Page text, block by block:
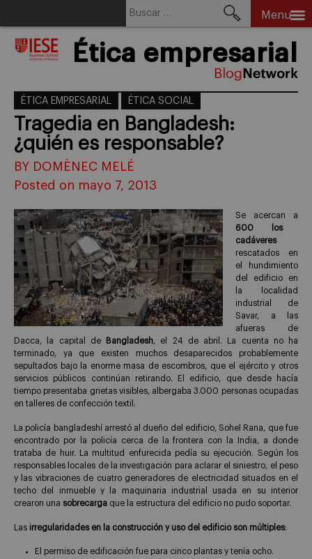
Menu
Ética empresarial
ÉTICA EMPRESARIAL ÉTICA SOCIAL
Tragedia en Bangladesh:
¿quién es responsable?
BY DOMÈNEC MELÉ
Posted on mayo 7, 2013
Se acercan a
600 los
cadáveres
rescatados en
el hundimiento
del edificio en
la localidad
industrial de
Savar, a las
afueras de
Dacca, la capital de
Bangladesh, el 24 de abril. La cuenta no ha
terminado, ya que existen muchos desaparecidos probablemente
sepultados bajo la enorme masa de escombros, que el ejército y otros
servicios públicos continúan retirando. El edificio, que desde hacía
tiempo presentaba grietas visibles, albergaba 3.000 personas ocupadas
en talleres de confección textil.
La policía bangladeshí arrestó al dueño del edificio, Sohel Rana, que fue
encontrado por la policía cerca de la frontera con la India, a donde
trataba de huir. La multitud enfurecida pedía su ejecución. Según los
responsables locales de la investigación para aclarar el siniestro, el peso
y las vibraciones de cuatro generadores de electricidad situados en el
techo del inmueble y la maquinaria industrial usada en su interior
crearon una sobrecarga que la estructura del edificio no pudo soportar.
Las irregularidades en la construcción y uso del edificio son múltiples:
El permiso de edificación fue para cinco plantas y tenía ocho.